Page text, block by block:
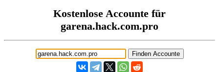
Kostenlose Accounte für
garena.hack.com.pro